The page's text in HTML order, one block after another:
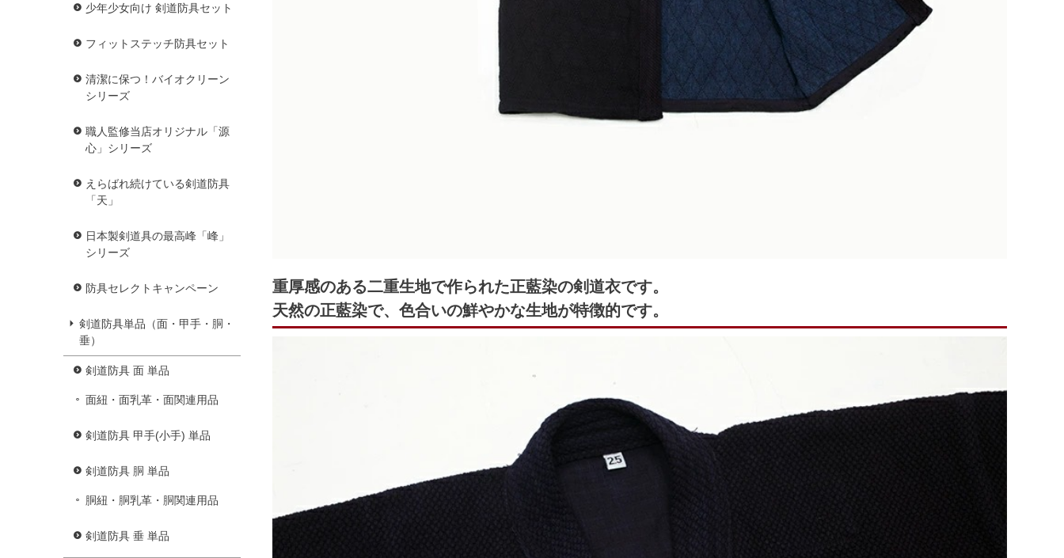
少年少女向け 剣道防具セット
フィットステッチ防具セット
清潔に保つ！バイオクリーン
シリーズ
職人監修当店オリジナル「源
心」シリーズ
えらばれ続けている剣道防具
「天」
日本製剣道具の最高峰「峰」
シリーズ
防具セレクトキャンペーン
剣道防具単品（面・甲手・胴・
垂）
剣道防具 面 単品
面紐・面乳革・面関連用品
剣道防具 甲手(小手) 単品
剣道防具 胴 単品
胴紐・胴乳革・胴関連用品
剣道防具 垂 単品
重厚感のある二重生地で作られた正藍染の剣道衣です。
天然の正藍染で、色合いの鮮やかな生地が特徴的です。